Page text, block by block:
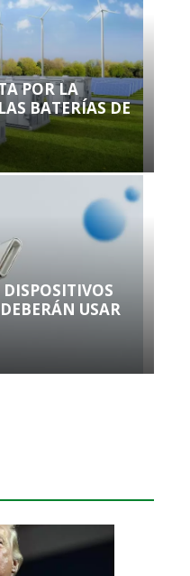
POR LA
BATERÍAS DE
DISPOSITIVOS
USAR